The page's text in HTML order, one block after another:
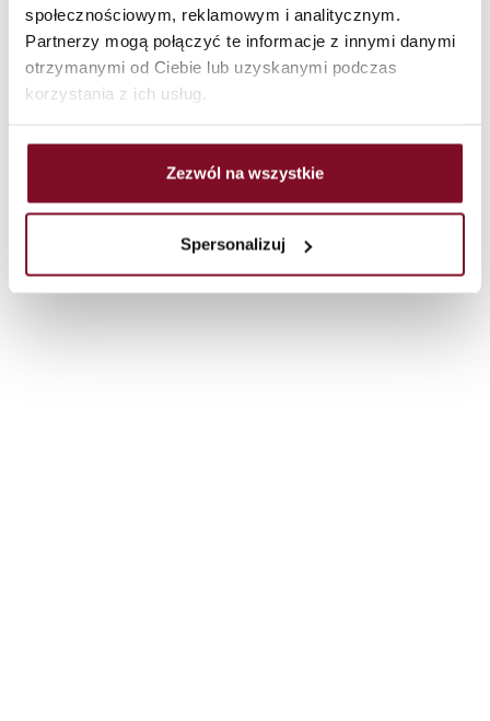
społecznościowym, reklamowym i analitycznym.
Partnerzy mogą połączyć te informacje z innymi danymi
otrzymanymi od Ciebie lub uzyskanymi podczas
korzystania z ich usług.
Zezwól na wszystkie
Spersonalizuj
Hoofdpagina / producten / Ramen / PVC ramen